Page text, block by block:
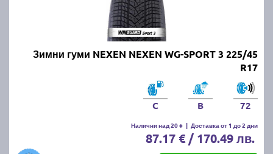
безплатна доставка, но предлага експресна
доставка до всички точки на страната.
Възползвайте се от директна доставка до Варна,
Пловдив, Бургас, София, Стара Загора, Велико
Благоевград, Кюстендил, Перник, Хасково,
Силистра, Добрич и други градове.
Зимни гуми NEXEN NEXEN WG-SPORT 3 225/45
R17
C B 72
Налични над 20 + | Доставка от 1 до 2 дни
87.17 € / 170.49 лв.